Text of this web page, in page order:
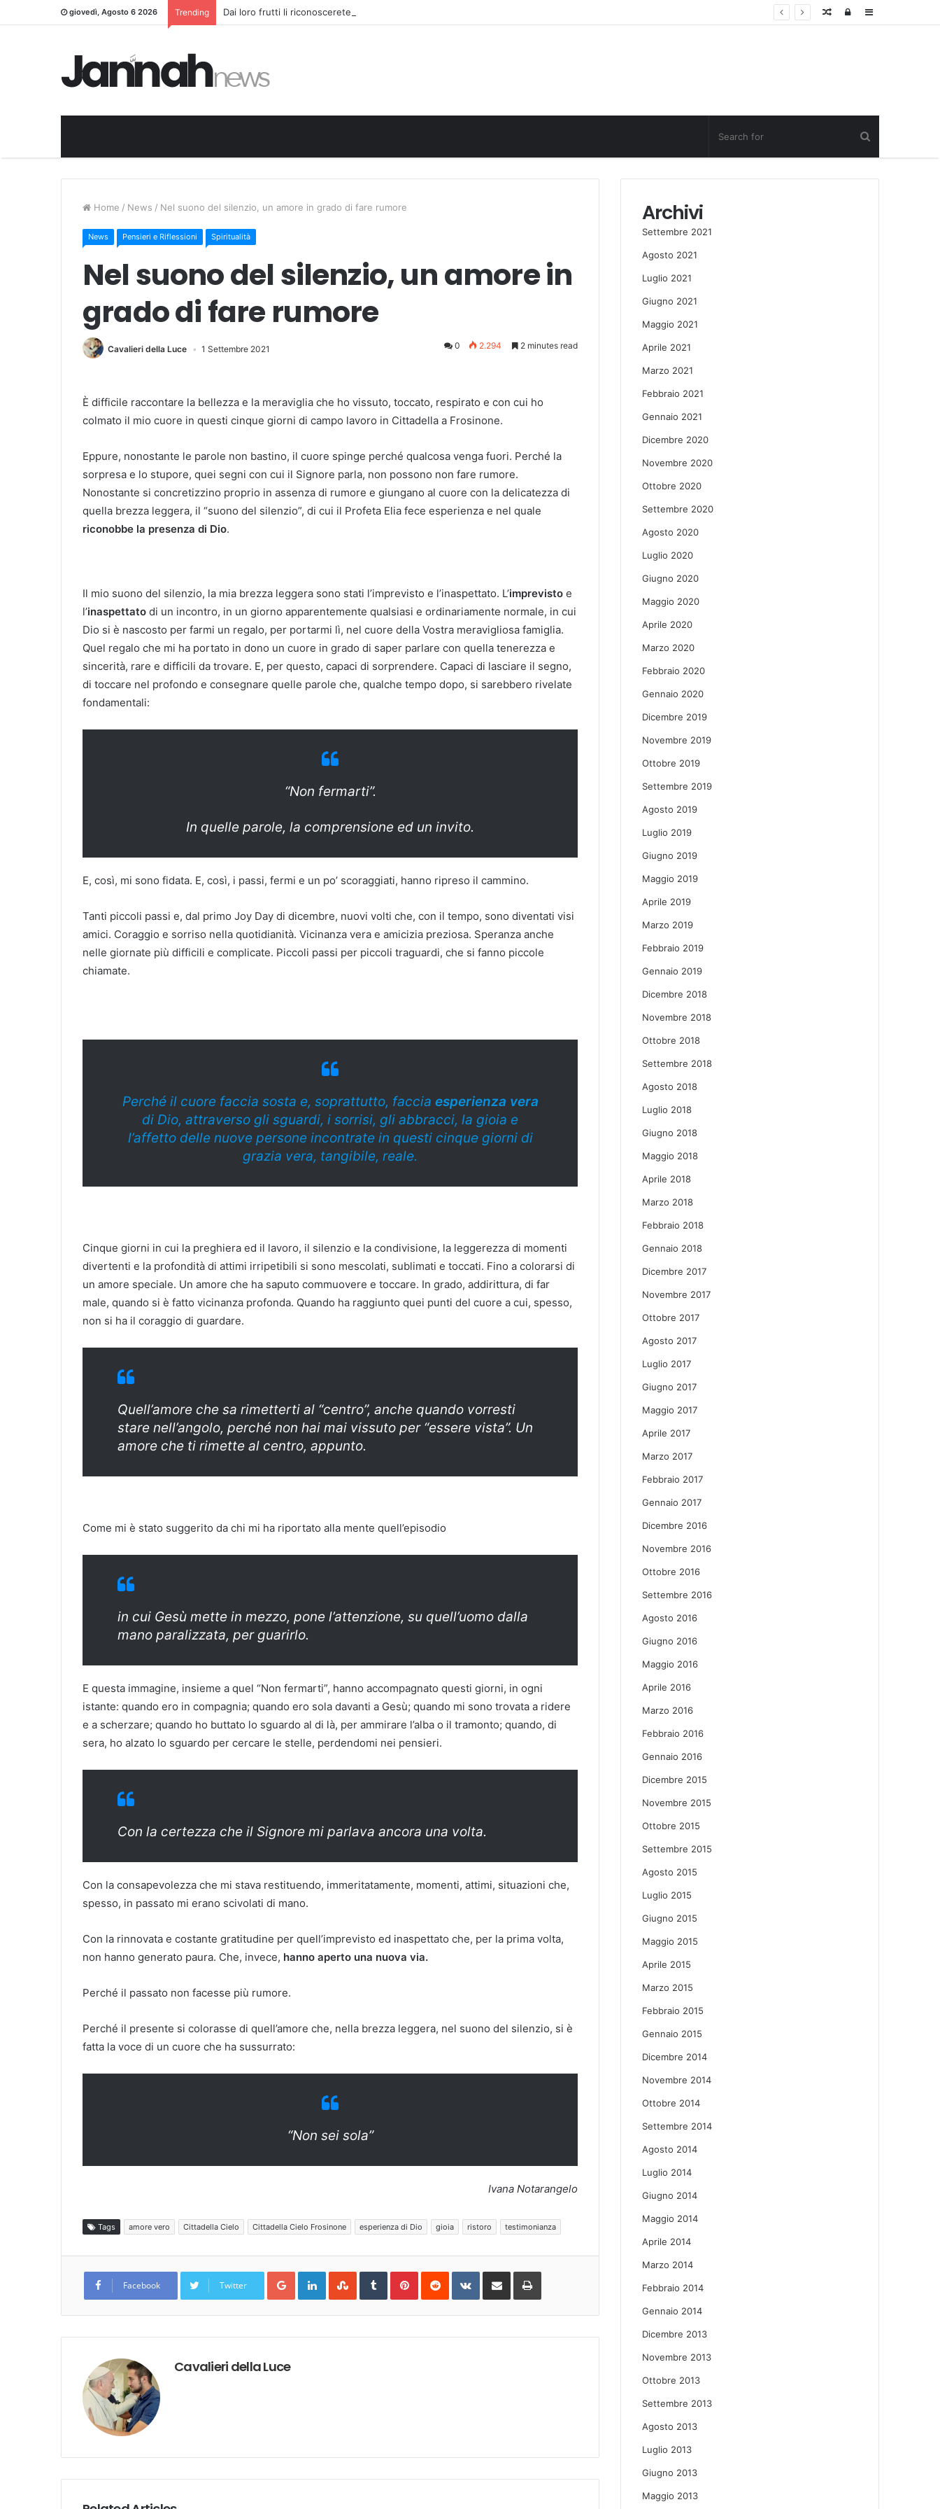
giovedì, Agosto 6 2026 Trending Dai loro frutti li riconoscerete Sidebar
Log
Random
Home / News / Nel suono del silenzio, un amore in grado di fare rumore
News Pensieri e Riflessioni Spiritualità
Nel suono del silenzio, un amore in
grado di fare rumore
Cavalieri della Luce 1 Settembre 2021 0 2.294 2 minutes read
È difficile raccontare la bellezza e la meraviglia che ho vissuto, toccato, respirato e con cui ho
colmato il mio cuore in questi cinque giorni di campo lavoro in Cittadella a Frosinone.
Eppure, nonostante le parole non bastino, il cuore spinge perché qualcosa venga fuori. Perché la
sorpresa e lo stupore, quei segni con cui il Signore parla, non possono non fare rumore.
Nonostante si concretizzino proprio in assenza di rumore e giungano al cuore con la delicatezza di
quella brezza leggera, il “suono del silenzio”, di cui il Profeta Elia fece esperienza e nel quale
riconobbe la presenza di Dio.
Il mio suono del silenzio, la mia brezza leggera sono stati l’imprevisto e l’inaspettato. L’imprevisto e
l’inaspettato di un incontro, in un giorno apparentemente qualsiasi e ordinariamente normale, in cui
Dio si è nascosto per farmi un regalo, per portarmi lì, nel cuore della Vostra meravigliosa famiglia.
Quel regalo che mi ha portato in dono un cuore in grado di saper parlare con quella tenerezza e
sincerità, rare e difficili da trovare. E, per questo, capaci di sorprendere. Capaci di lasciare il segno,
di toccare nel profondo e consegnare quelle parole che, qualche tempo dopo, si sarebbero rivelate
fondamentali:
“Non fermarti”.
In quelle parole, la comprensione ed un invito.
E, così, mi sono fidata. E, così, i passi, fermi e un po’ scoraggiati, hanno ripreso il cammino.
Tanti piccoli passi e, dal primo Joy Day di dicembre, nuovi volti che, con il tempo, sono diventati visi
amici. Coraggio e sorriso nella quotidianità. Vicinanza vera e amicizia preziosa. Speranza anche
nelle giornate più difficili e complicate. Piccoli passi per piccoli traguardi, che si fanno piccole
chiamate.
Perché il cuore faccia sosta e, soprattutto, faccia esperienza vera
di Dio, attraverso gli sguardi, i sorrisi, gli abbracci, la gioia e
l’affetto delle nuove persone incontrate in questi cinque giorni di
grazia vera, tangibile, reale.
Cinque giorni in cui la preghiera ed il lavoro, il silenzio e la condivisione, la leggerezza di momenti
divertenti e la profondità di attimi irripetibili si sono mescolati, sublimati e toccati. Fino a colorarsi di
un amore speciale. Un amore che ha saputo commuovere e toccare. In grado, addirittura, di far
male, quando si è fatto vicinanza profonda. Quando ha raggiunto quei punti del cuore a cui, spesso,
non si ha il coraggio di guardare.
Quell’amore che sa rimetterti al “centro”, anche quando vorresti
stare nell’angolo, perché non hai mai vissuto per “essere vista”. Un
amore che ti rimette al centro, appunto.
Come mi è stato suggerito da chi mi ha riportato alla mente quell’episodio
in cui Gesù mette in mezzo, pone l’attenzione, su quell’uomo dalla
mano paralizzata, per guarirlo.
E questa immagine, insieme a quel “Non fermarti”, hanno accompagnato questi giorni, in ogni
istante: quando ero in compagnia; quando ero sola davanti a Gesù; quando mi sono trovata a ridere
e a scherzare; quando ho buttato lo sguardo al di là, per ammirare l’alba o il tramonto; quando, di
sera, ho alzato lo sguardo per cercare le stelle, perdendomi nei pensieri.
Con la certezza che il Signore mi parlava ancora una volta.
Con la consapevolezza che mi stava restituendo, immeritatamente, momenti, attimi, situazioni che,
spesso, in passato mi erano scivolati di mano.
Con la rinnovata e costante gratitudine per quell’imprevisto ed inaspettato che, per la prima volta,
non hanno generato paura. Che, invece, hanno aperto una nuova via.
Perché il passato non facesse più rumore.
Perché il presente si colorasse di quell’amore che, nella brezza leggera, nel suono del silenzio, si è
fatta la voce di un cuore che ha sussurrato:
“Non sei sola”
Ivana Notarangelo
Tags amore vero Cittadella Cielo Cittadella Cielo Frosinone esperienza di Dio gioia ristoro testimonianza
Facebook Twitter
Google+LinkedInStumbleUpon
TumblrPinterestReddit VKontakteShare
Email
Print
Cavalieri della Luce
Archivi
Settembre 2021
Agosto 2021
Luglio 2021
Giugno 2021
Maggio 2021
Aprile 2021
Marzo 2021
Febbraio 2021
Gennaio 2021
Dicembre 2020
Novembre 2020
Ottobre 2020
Settembre 2020
Agosto 2020
Luglio 2020
Giugno 2020
Maggio 2020
Aprile 2020
Marzo 2020
Febbraio 2020
Gennaio 2020
Dicembre 2019
Novembre 2019
Ottobre 2019
Settembre 2019
Agosto 2019
Luglio 2019
Giugno 2019
Maggio 2019
Aprile 2019
Marzo 2019
Febbraio 2019
Gennaio 2019
Dicembre 2018
Novembre 2018
Ottobre 2018
Settembre 2018
Agosto 2018
Luglio 2018
Giugno 2018
Maggio 2018
Aprile 2018
Marzo 2018
Febbraio 2018
Gennaio 2018
Dicembre 2017
Novembre 2017
Ottobre 2017
Agosto 2017
Luglio 2017
Giugno 2017
Maggio 2017
Aprile 2017
Marzo 2017
Febbraio 2017
Gennaio 2017
Dicembre 2016
Novembre 2016
Ottobre 2016
Settembre 2016
Agosto 2016
Giugno 2016
Maggio 2016
Aprile 2016
Marzo 2016
Febbraio 2016
Gennaio 2016
Dicembre 2015
Novembre 2015
Ottobre 2015
Settembre 2015
Agosto 2015
Luglio 2015
Giugno 2015
Maggio 2015
Aprile 2015
Marzo 2015
Febbraio 2015
Gennaio 2015
Dicembre 2014
Novembre 2014
Ottobre 2014
Settembre 2014
Agosto 2014
Luglio 2014
Giugno 2014
Maggio 2014
Aprile 2014
Marzo 2014
Febbraio 2014
Gennaio 2014
Dicembre 2013
Novembre 2013
Ottobre 2013
Settembre 2013
Agosto 2013
Luglio 2013
Giugno 2013
Maggio 2013